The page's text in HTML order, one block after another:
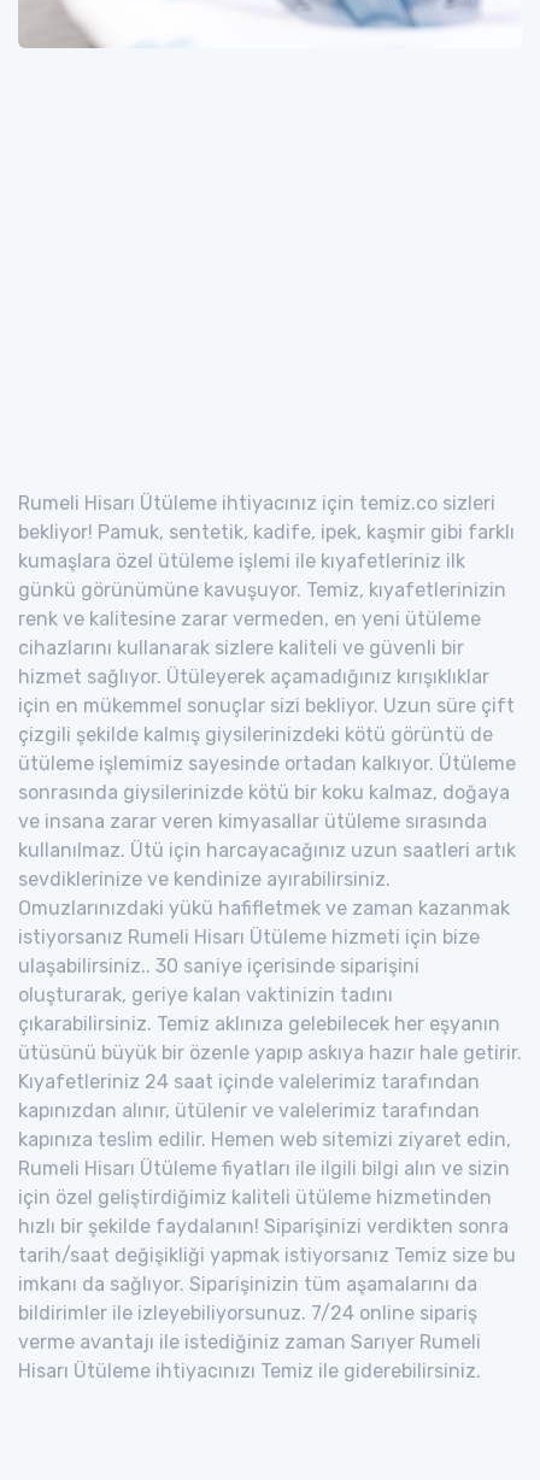
Rumeli Hisarı Ütüleme ihtiyacınız için temiz.co sizleri
bekliyor! Pamuk, sentetik, kadife, ipek, kaşmir gibi farklı
kumaşlara özel ütüleme işlemi ile kıyafetleriniz ilk
günkü görünümüne kavuşuyor. Temiz, kıyafetlerinizin
renk ve kalitesine zarar vermeden, en yeni ütüleme
cihazlarını kullanarak sizlere kaliteli ve güvenli bir
hizmet sağlıyor. Ütüleyerek açamadığınız kırışıklıklar
için en mükemmel sonuçlar sizi bekliyor. Uzun süre çift
çizgili şekilde kalmış giysilerinizdeki kötü görüntü de
ütüleme işlemimiz sayesinde ortadan kalkıyor. Ütüleme
sonrasında giysilerinizde kötü bir koku kalmaz, doğaya
ve insana zarar veren kimyasallar ütüleme sırasında
kullanılmaz. Ütü için harcayacağınız uzun saatleri artık
sevdiklerinize ve kendinize ayırabilirsiniz.
Omuzlarınızdaki yükü hafifletmek ve zaman kazanmak
istiyorsanız Rumeli Hisarı Ütüleme hizmeti için bize
ulaşabilirsiniz.. 30 saniye içerisinde siparişini
oluşturarak, geriye kalan vaktinizin tadını
çıkarabilirsiniz. Temiz aklınıza gelebilecek her eşyanın
ütüsünü büyük bir özenle yapıp askıya hazır hale getirir.
Kıyafetleriniz 24 saat içinde valelerimiz tarafından
kapınızdan alınır, ütülenir ve valelerimiz tarafından
kapınıza teslim edilir. Hemen web sitemizi ziyaret edin,
Rumeli Hisarı Ütüleme fiyatları ile ilgili bilgi alın ve sizin
için özel geliştirdiğimiz kaliteli ütüleme hizmetinden
hızlı bir şekilde faydalanın! Siparişinizi verdikten sonra
tarih/saat değişikliği yapmak istiyorsanız Temiz size bu
imkanı da sağlıyor. Siparişinizin tüm aşamalarını da
bildirimler ile izleyebiliyorsunuz. 7/24 online sipariş
verme avantajı ile istediğiniz zaman Sarıyer Rumeli
Hisarı Ütüleme ihtiyacınızı Temiz ile giderebilirsiniz.